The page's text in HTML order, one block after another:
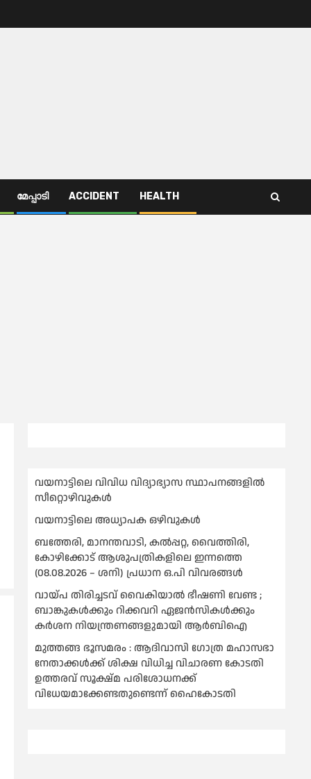
മേപ്പാടി ACCIDENT HEALTH
വയനാട്ടിലെ വിവിധ വിദ്യാഭ്യാസ സ്ഥാപനങ്ങളിൽ
സീറ്റൊഴിവുകൾ
വയനാട്ടിലെ അധ്യാപക ഒഴിവുകൾ
ബത്തേരി, മാനന്തവാടി, കൽപ്പറ്റ, വൈത്തിരി,
കോഴിക്കോട് ആശുപത്രികളിലെ ഇന്നത്തെ
(08.08.2026 – ശനി) പ്രധാന ഒ.പി വിവരങ്ങൾ
വായ്പ തിരിച്ചടവ് വൈകിയാല്‍ ഭീഷണി വേണ്ട ;
ബാങ്കുകള്‍ക്കും റിക്കവറി ഏജൻസികള്‍ക്കും
കര്‍ശന നിയന്ത്രണങ്ങളുമായി ആര്‍ബിഐ
മുത്തങ്ങ ഭൂസമരം : ആദിവാസി ഗോത്ര മഹാസഭാ
നേതാക്കള്‍ക്ക് ശിക്ഷ വിധിച്ച വിചാരണ കോടതി
ഉത്തരവ് സൂക്ഷ്മ പരിശോധനക്ക്
വിധേയമാക്കേണ്ടതുണ്ടെന്ന് ഹൈകോടതി